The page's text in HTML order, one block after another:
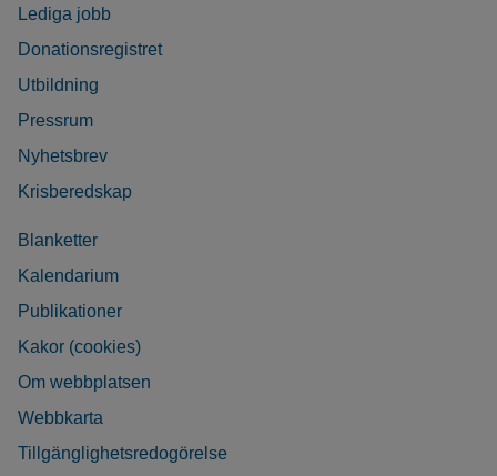
Lediga jobb
Donationsregistret
Utbildning
Pressrum
Nyhetsbrev
Krisberedskap
Blanketter
Kalendarium
Publikationer
Kakor (cookies)
Om webbplatsen
Webbkarta
Tillgänglighetsredogörelse